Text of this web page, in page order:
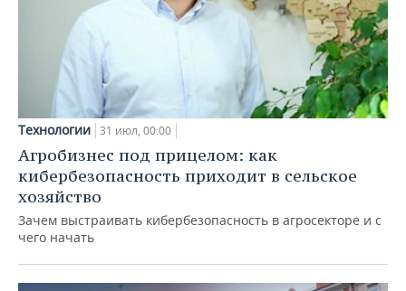
Технологии 31 июл, 00:00
Агробизнес под прицелом: как
кибербезопасность приходит в сельское
хозяйство
Зачем выстраивать кибербезопасность в агросекторе и с
чего начать